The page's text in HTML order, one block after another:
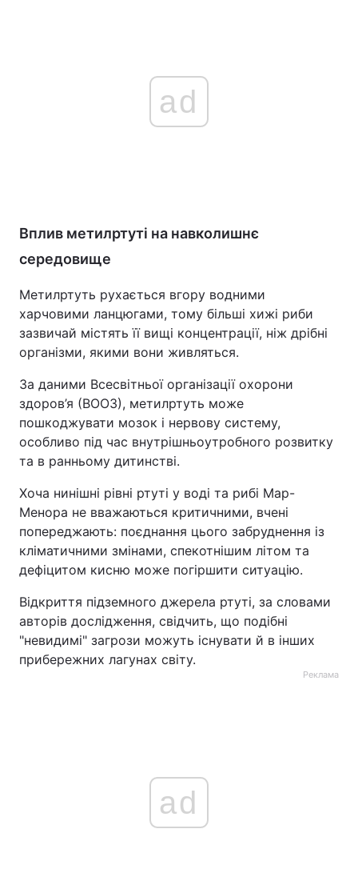
ad
Вплив метилртуті на навколишнє
середовище
Метилртуть рухається вгору водними
харчовими ланцюгами, тому більші хижі риби
зазвичай містять її вищі концентрації, ніж дрібні
організми, якими вони живляться.
За даними Всесвітньої організації охорони
здоров’я (ВООЗ), метилртуть може
пошкоджувати мозок і нервову систему,
особливо під час внутрішньоутробного розвитку
та в ранньому дитинстві.
Хоча нинішні рівні ртуті у воді та рибі Мар-
Менора не вважаються критичними, вчені
попереджають: поєднання цього забруднення із
кліматичними змінами, спекотнішим літом та
дефіцитом кисню може погіршити ситуацію.
Відкриття підземного джерела ртуті, за словами
авторів дослідження, свідчить, що подібні
"невидимі" загрози можуть існувати й в інших
прибережних лагунах світу.
Реклама
ad